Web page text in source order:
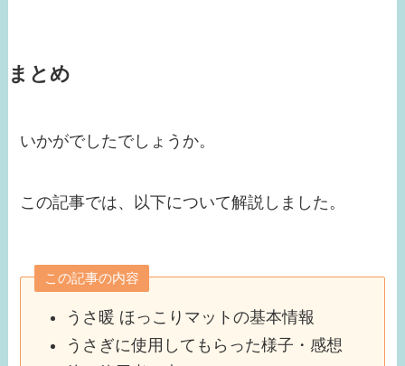
まとめ
いかがでしたでしょうか。
この記事では、以下について解説しました。
この記事の内容
うさ暖 ほっこりマットの基本情報
うさぎに使用してもらった様子・感想